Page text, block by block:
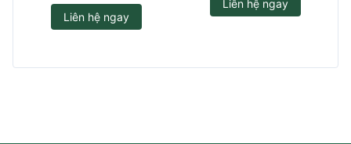
Liên hệ ngay
Liên hệ ngay